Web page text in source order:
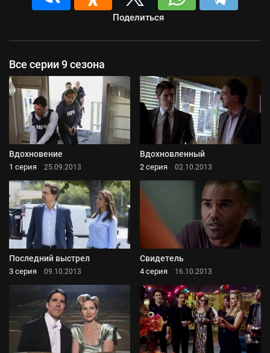
Поделиться
Все серии 9 сезона
Вдохновение
1 серия 25.09.2013
Вдохновленный
2 серия 02.10.2013
Последний выстрел
3 серия 09.10.2013
Свидетель
4 серия 16.10.2013